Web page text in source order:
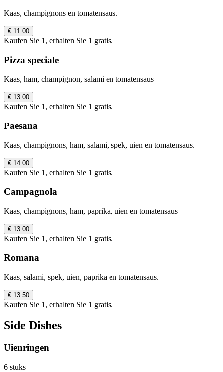
Kaas, champignons en tomatensaus.
€ 11.00
Kaufen Sie 1, erhalten Sie 1 gratis.
Pizza speciale
Kaas, ham, champignon, salami en tomatensaus
€ 13.00
Kaufen Sie 1, erhalten Sie 1 gratis.
Paesana
Kaas, champignons, ham, salami, spek, uien en tomatensaus.
€ 14.00
Kaufen Sie 1, erhalten Sie 1 gratis.
Campagnola
Kaas, champignons, ham, paprika, uien en tomatensaus
€ 13.00
Kaufen Sie 1, erhalten Sie 1 gratis.
Romana
Kaas, salami, spek, uien, paprika en tomatensaus.
€ 13.50
Kaufen Sie 1, erhalten Sie 1 gratis.
Side Dishes
Uienringen
6 stuks